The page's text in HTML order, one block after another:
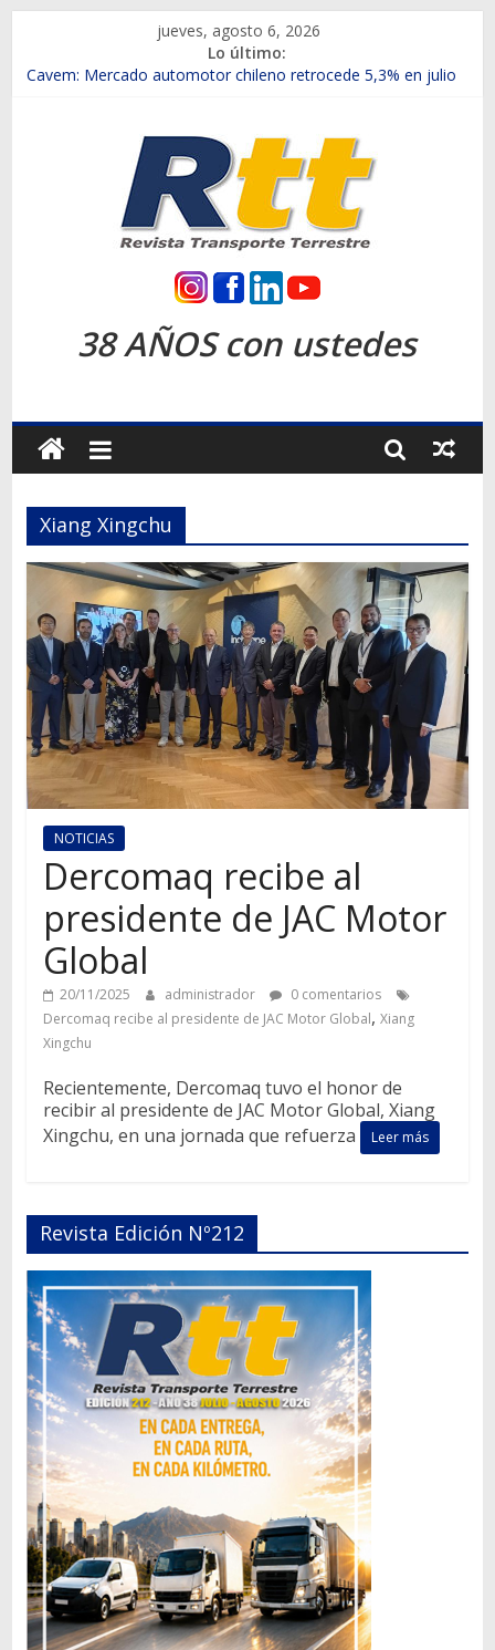
contenido
jueves, agosto 6, 2026
Lo último:
Chile es el primer mercado internacional en lanzar la nueva
Salfa suma vehículos electrificados de Chevrolet en el Biobío
Samex amplía su red con nuevas sucursales en Rancagua y
SINOTRUK Pick-ups presentó la recién estrenada Bolden en
la Expo Compras Públicas 2026
Revista
Transporte
Terrestre
Autos,
camiones,
motos,
información
del
mundo
del
transporte
38 AÑOS con ustedes
Xiang Xingchu
NOTICIAS
Dercomaq recibe al
presidente de JAC Motor
Global
20/11/2025 administrador
0 comentarios
Dercomaq recibe al presidente de JAC Motor Global, Xiang
Xingchu
Recientemente, Dercomaq tuvo el honor de
recibir al presidente de JAC Motor Global, Xiang
Xingchu, en una jornada que refuerza
Leer más
Revista Edición Nº212